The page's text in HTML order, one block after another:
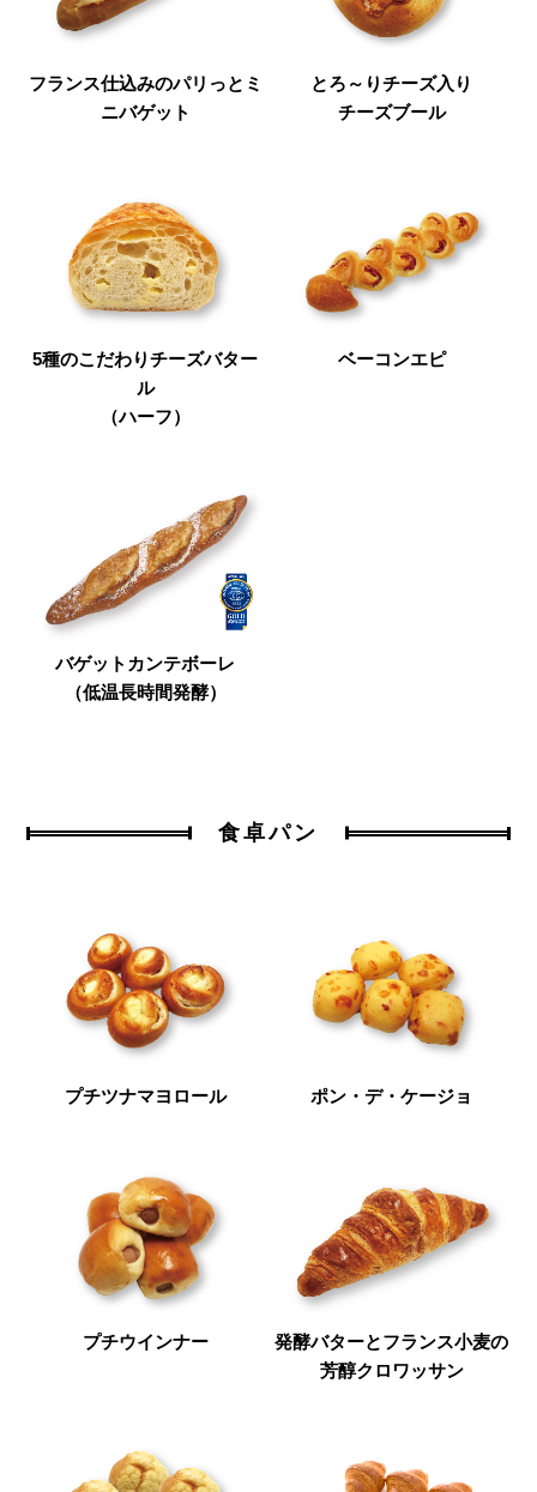
フランス仕込みのパリっとミ
ニバゲット
とろ～りチーズ入り
チーズブール
5種のこだわりチーズバター
ル
（ハーフ）
ベーコンエピ
バゲットカンテボーレ
（低温長時間発酵）
食卓パン
プチツナマヨロール ポン・デ・ケージョ
プチウインナー
発酵バターとフランス小麦の
芳醇クロワッサン